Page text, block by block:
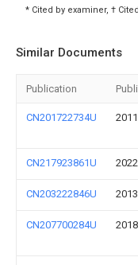
* Cited by examiner, †
Similar Documents
Publication
CN201722734U
CN217923861U
CN203222846U
CN207700284U